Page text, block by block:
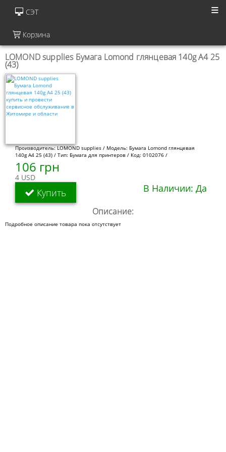
СЭТ
Корзина
LOMOND supplies Бумага Lomond глянцевая 140g A4 25
(43)
Производитель: LOMOND supplies / Модель: Бумага Lomond глянцевая
140g A4 25 (43) / Тип: Бумага для принтеров / Код: 0102076 /
106 грн
4 USD
Купить В Наличии: Да
Описание:
Подробное описание товара пока отсутствует